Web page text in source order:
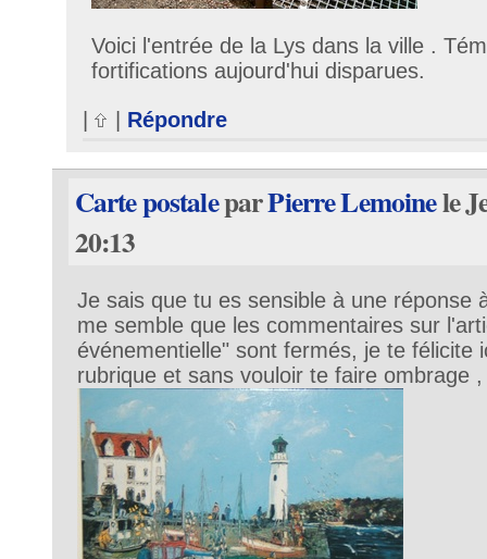
Voici l'entrée de la Lys dans la ville .
fortifications aujourd'hui disparues.
Répondre
Carte postaleparPierre Lemoinele
20:13
Je sais que tu es sensible à une réponse
me semble que les commentaires sur
événementielle" sont fermés, je te félicite
rubrique et sans vouloir te faire ombrage